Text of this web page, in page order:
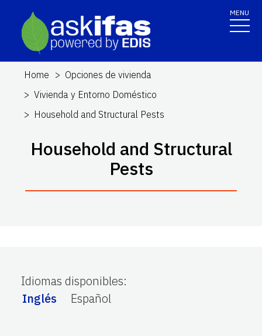
MENU
Home
Opciones de vivienda
Vivienda y Entorno Doméstico
Household and Structural Pests
Household and Structural
Pests
Idiomas disponibles:
Inglés
Español